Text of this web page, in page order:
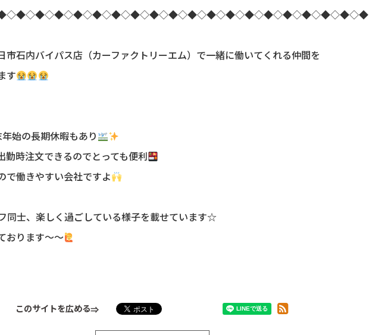
市石内バイパス店（カーファクトリーエム）で一緒に働いてくれる仲間を
す
始の長期休暇もあり
勤時注文できるのでとっても便利
で働きやすい会社ですよ
同士、楽しく過ごしている様子を載せています☆
おります～～
このサイトを広める